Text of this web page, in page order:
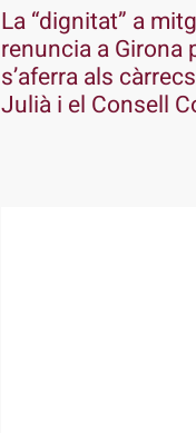
La “dignitat” a
renuncia a Girona
s’aferra als
Julià i el Consell